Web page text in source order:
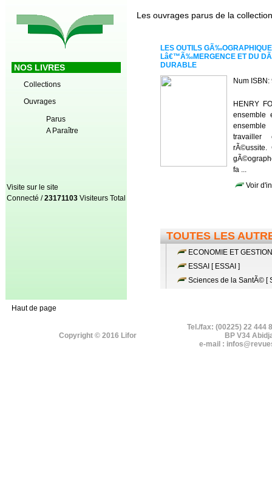
NOS LIVRES
Collections
Ouvrages
Parus
A Paraître
Visite sur le site
Connecté /23171103 Visiteurs Total
Les ouvrages parus de la
LES OUTILS
Lâ€™Ã‰MERGENCE ET DU
DURABLE
Num
HENRY
ensemble
travailler
fa ...
Voir
TOUTES LES
ECONOMIE ET
ESSAI [ ESSAI ]
Sciences de la SantÃ© [
Haut de page
Copyright © 2016 Lifor
Tel./fax: (00225) 22 444
BP V34
e-mail :